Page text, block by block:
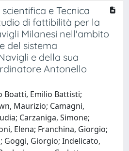
e Tecnica
di fattibilità per la
Milanesi nell'ambito
del sistema
e della sua
Antonello
Boatti, Emilio Battisti;
Maurizio; Camagni,
Carzaniga, Simone;
Elena; Franchina, Giorgio;
Goggi, Giorgio; Indelicato,